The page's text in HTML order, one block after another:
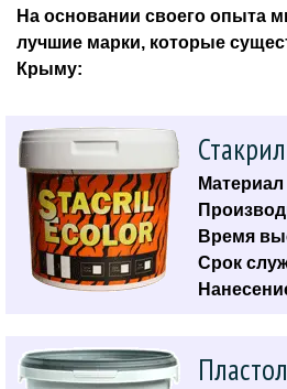
На основании своего опыта
лучшие марки, которые
Крыму:
Материал
Время
Срок